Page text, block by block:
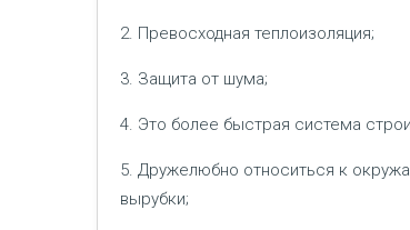
2. Превосходная теплоизоляция;
3. Защита от шума;
4. Это более быстрая система
5. Дружелюбно относиться к
вырубки;